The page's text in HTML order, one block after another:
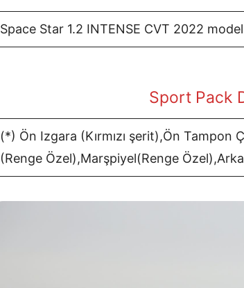
Space Star 1.2 INTENSE CVT 2022 model
Sport Pack
(*) Ön Izgara (Kırmızı şerit),Ön Tampon
(Renge Özel),Marşpiyel(Renge